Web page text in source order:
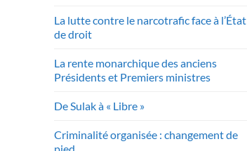
La lutte contre le narcotrafic face à l’État
de droit
La rente monarchique des anciens
Présidents et Premiers ministres
De Sulak à « Libre »
Criminalité organisée : changement de